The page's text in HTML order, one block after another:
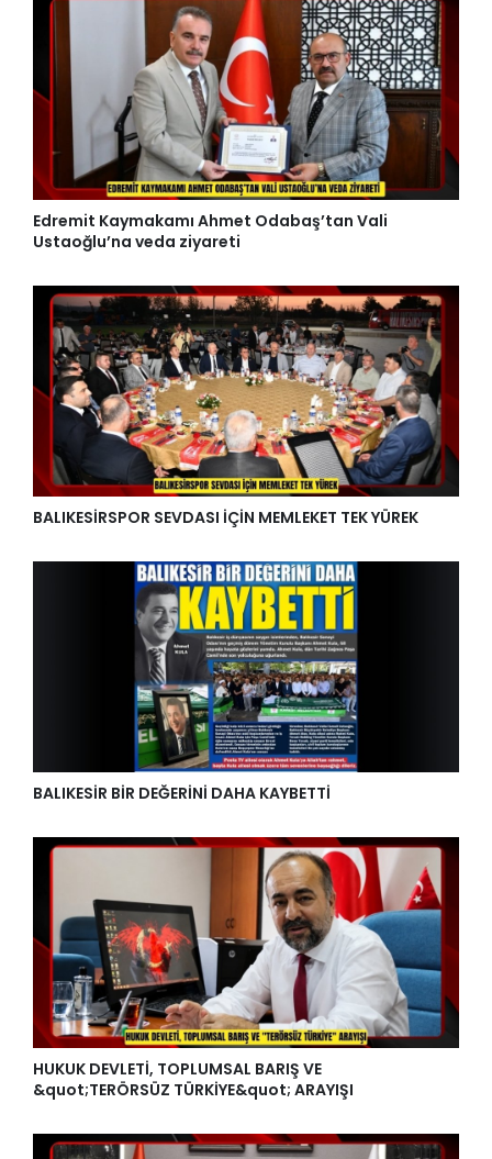
Edremit Kaymakamı Ahmet Odabaş’tan Vali
Ustaoğlu’na veda ziyareti
BALIKESİRSPOR SEVDASI İÇİN MEMLEKET TEK YÜREK
BALIKESİR BİR DEĞERİNİ DAHA KAYBETTİ
HUKUK DEVLETİ, TOPLUMSAL BARIŞ VE
&quot;TERÖRSÜZ TÜRKİYE&quot; ARAYIŞI